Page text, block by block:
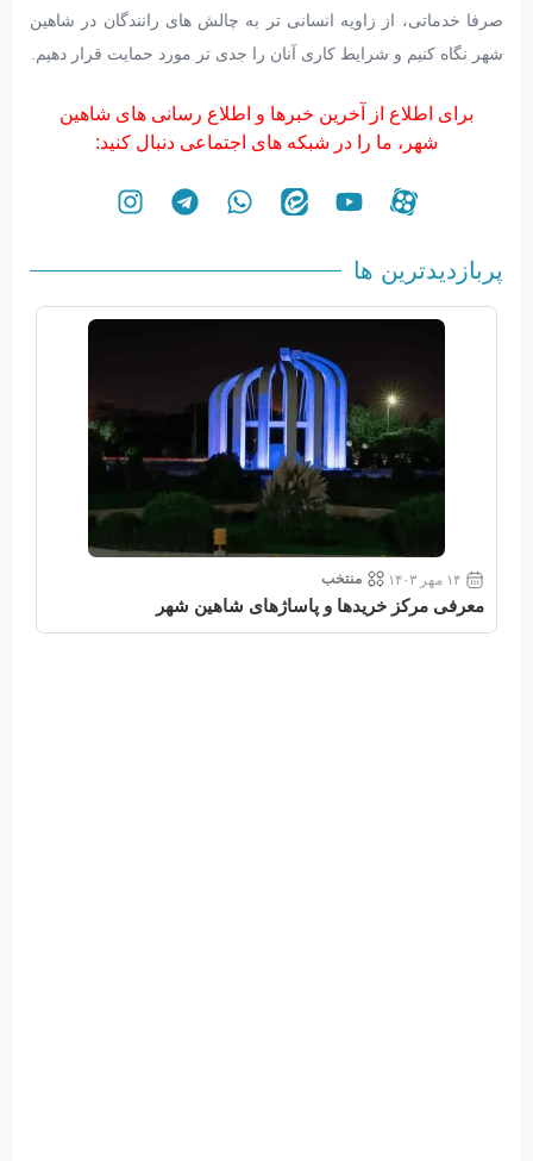
صرفا خدماتی، از زاویه انسانی تر به چالش های رانندگان در شاهین
شهر نگاه کنیم و شرایط کاری آنان را جدی تر مورد حمایت قرار دهیم.
برای اطلاع از آخرین خبرها و اطلاع رسانی های شاهین
شهر، ما را در شبکه های اجتماعی دنبال کنید:
پربازدیدترین ها
۱۴ مهر ۱۴۰۳ منتخب
معرفی مرکز خریدها و پاساژهای شاهین شهر